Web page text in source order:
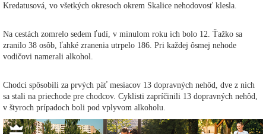
Kredatusová, vo všetkých okresoch okrem Skalice nehodovosť klesla.
Na cestách zomrelo sedem ľudí, v minulom roku ich bolo 12. Ťažko sa
zranilo 38 osôb, ľahké zranenia utrpelo 186. Pri každej ôsmej nehode
vodičovi namerali alkohol.
Chodci spôsobili za prvých päť mesiacov 13 dopravných nehôd, dve z nich
sa stali na priechode pre chodcov. Cyklisti zapríčinili 13 dopravných nehôd,
v štyroch prípadoch boli pod vplyvom alkoholu.